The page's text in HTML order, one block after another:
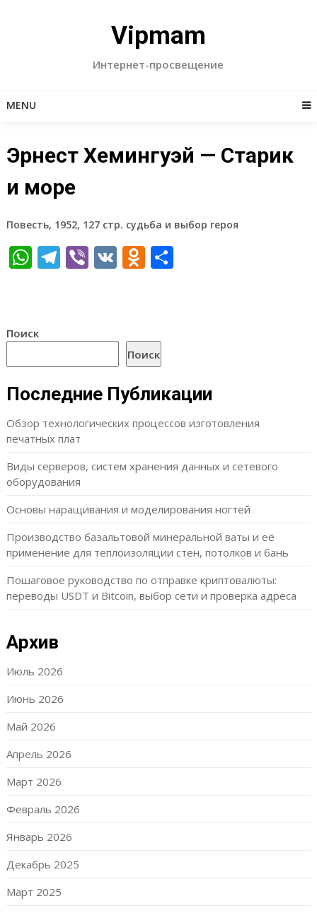
Vipmam
Интернет-просвещение
MENU
Эрнест Хемингуэй — Старик
и море
Повесть, 1952, 127 стр. судьба и выбор героя
WhatsApp
Telegram
Viber
VKOdnoklassniki
Отправить
Поиск
Поиск
Последние Публикации
Обзор технологических процессов изготовления
печатных плат
Виды серверов, систем хранения данных и сетевого
оборудования
Основы наращивания и моделирования ногтей
Производство базальтовой минеральной ваты и её
применение для теплоизоляции стен, потолков и бань
Пошаговое руководство по отправке криптовалюты:
переводы USDT и Bitcoin, выбор сети и проверка адреса
Архив
Июль 2026
Июнь 2026
Май 2026
Апрель 2026
Март 2026
Февраль 2026
Январь 2026
Декабрь 2025
Март 2025